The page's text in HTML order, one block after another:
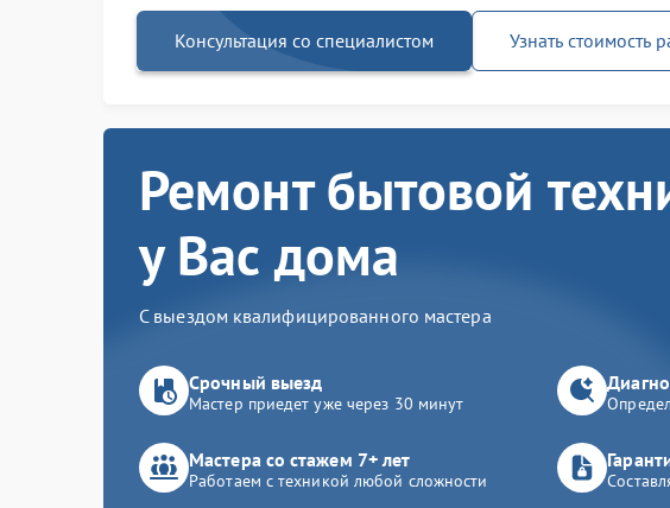
Консультация со специалистом Узнать стоимость
Ремонт бытовой
у Вас дома
С выездом квалифицированного мастера
Срочный выезд
Мастер приедет уже через 30 минут
Мастера со стажем 7+ лет
Работаем с техникой любой сложности